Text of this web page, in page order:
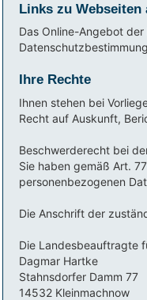
Links zu Webseiten
Das Online-Angebot
Ihre Rechte
Ihnen stehen bei
Recht auf Auskunft,
Beschwerderecht bei
Sie haben gemäß Art.
personenbezogenen
Die Anschrift der
Die Landesbeauftragte
Dagmar Hartke
Stahnsdorfer Damm 77
14532 Kleinmachnow